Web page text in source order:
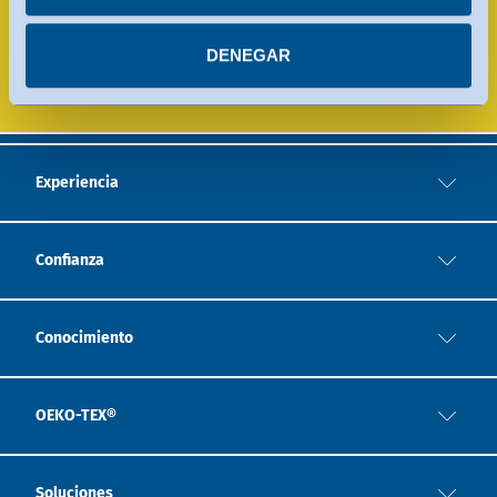
más información en cada uno de los servicios.
Puede revocar su consentimiento en cualquier
momento.
DENEGAR
Experiencia
Confianza
Conocimiento
OEKO-TEX®
Soluciones